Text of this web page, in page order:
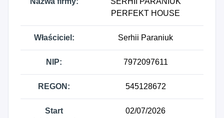
4335Z - Wykonywanie pozostałych robót
budowlanych wykończeniowych, 4341Z -
Wykonywanie konstrukcji i pokryć dachowych.
PERFEKT HOUSE
Właściciel: Serhii Paraniuk
NIP: 7972097611
REGON: 545128672
Start
02/07/2026